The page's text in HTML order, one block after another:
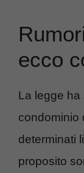
ecco
La legge ha
condominio
determinati
proposito